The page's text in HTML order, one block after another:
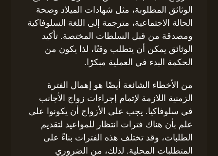
الوثائق المطلوبة، مثل شهادات الميلاد وصحة
الحالة الاجتماعية، مترجمة إلى اللغة السلوفاكية
ومصدقة من قبل السلطات المختصة. تأكيد
الوثائق يمكن أن يتطلب وقتًا، لذا يكون من
الحكمة البدء في العملية مبكرًا.
من الأخطاء الشائعة أيضًا هو إهمال الفترة
الزمنية اللازمة لإتمام إجراءات زواج الأجانب
في سلوفاكيا. يجب على الأزواج أن يكونوا على
علم بأن هناك فترات انتظار للمواعيد لتقديم
الطلبات، وقد تختلف هذه الفترات بناءً على
المتطلبات المحلية. لذلك، من الضروري